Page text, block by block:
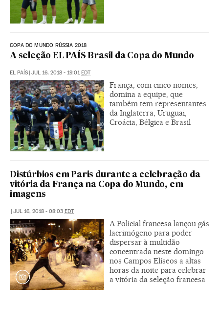
COPA DO MUNDO RÚSSIA 2018
A seleção EL PAÍS Brasil da Copa do Mundo
EL PAÍS | JUL 16, 2018 - 19:01EDT
França, com cinco nomes,
domina a equipe, que
também tem representantes
da Inglaterra, Uruguai,
Croácia, Bélgica e Brasil
Distúrbios em Paris durante a celebração da
vitória da França na Copa do Mundo, em
imagens
| JUL 16, 2018 - 08:03 EDT
A Policial francesa lançou gás
lacrimógeno para poder
dispersar à multidão
concentrada neste domingo
nos Campos Elíseos a altas
horas da noite para celebrar
a vitória da seleção francesa